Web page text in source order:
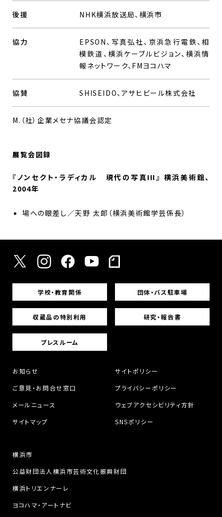
後援 NHK横浜放送局、横浜市
協力
EPSON、写真弘社、京浜急行電鉄、相
模鉄道、横浜ケーブルビジョン、横浜情
報ネットワーク、FMヨコハマ
協賛 SHISEIDO、アサヒビール株式会社
M.（社）企業メセナ協議会認定
展覧会図録
『ノンセクト・ラディカル 現代の写真III』 横浜美術館、
2004年
場への眼差し／天野 太郎（横浜美術館学芸係長）
学校・教育関係 団体・バス駐車場
収蔵品の特別利用 研究・報告書
プレスルーム
お知らせ
ご意見・お問合せ窓口
メールニュース
サイトマップ
サイトポリシー
プライバシーポリシー
ウェブアクセシビリティ方針
SNSポリシー
横浜市
公益財団法人横浜市芸術文化振興財団
横浜トリエンナーレ
ヨコハマ・アートナビ